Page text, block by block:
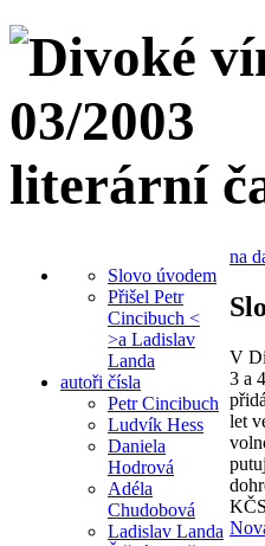
literární
Slovo úvodem
Přišel Petr
Cincibuch <
>a Ladislav
Landa
autoři čísla
Petr Cincibuch
Ludvík Hess
Daniela
Hodrová
Adéla
Chudobová
Ladislav Landa
na
V
3 a
let